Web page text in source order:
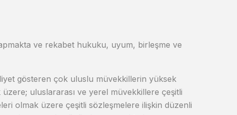
ve rekabet hukuku, uyum, birleşme ve
gösteren çok uluslu müvekkillerin yüksek
üzere; uluslararası ve yerel müvekkillere çeşitli
olmak üzere çeşitli sözleşmelere ilişkin düzenli